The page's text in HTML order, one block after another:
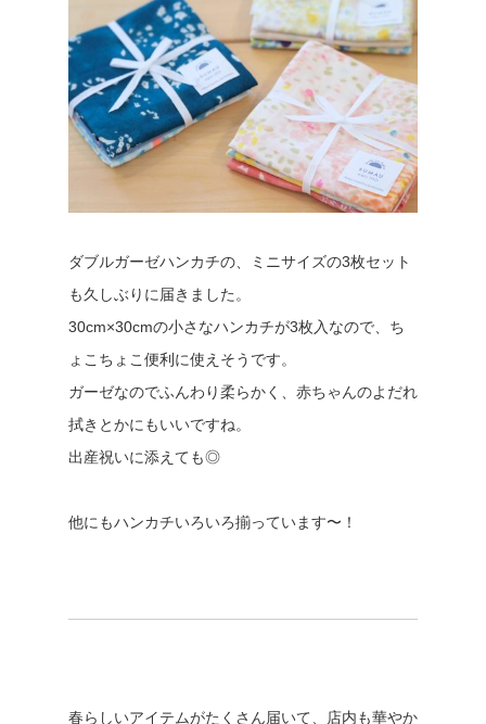
ダブルガーゼハンカチの、ミニサイズの3枚セット
も久しぶりに届きました。
30cm×30cmの小さなハンカチが3枚入なので、ち
ょこちょこ便利に使えそうです。
ガーゼなのでふんわり柔らかく、赤ちゃんのよだれ
拭きとかにもいいですね。
出産祝いに添えても◎
他にもハンカチいろいろ揃っています〜！
春らしいアイテムがたくさん届いて、店内も華やか